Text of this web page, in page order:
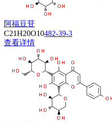
阿福豆苷
C21H20O10482-39-3
查看详情